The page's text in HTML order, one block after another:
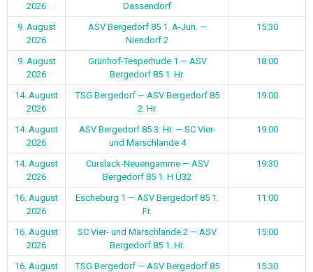
2026
Dassendorf
9. August
2026
ASV Bergedorf 85 1. A-Jun. —
Niendorf 2
15:30
9. August
2026
Grünhof-Tesperhude 1 — ASV
Bergedorf 85 1. Hr.
18:00
14. August
2026
TSG Bergedorf — ASV Bergedorf 85
2. Hr.
19:00
14. August
2026
ASV Bergedorf 85 3. Hr. — SC Vier-
und Marschlande 4
19:00
14. August
2026
Curslack-Neuengamme — ASV
Bergedorf 85 1. H Ü32
19:30
16. August
2026
Escheburg 1 — ASV Bergedorf 85 1.
Fr.
11:00
16. August
2026
SC Vier- und Marschlande 2 — ASV
Bergedorf 85 1. Hr.
15:00
16. August TSG Bergedorf — ASV Bergedorf 85 15:30